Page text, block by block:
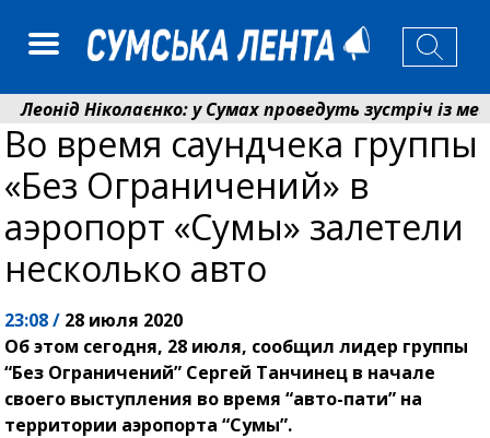
Ніколаєнко: у Сумах проведуть зустріч із
Святого Пантелеймона отримала апарат УЗД
Во время саундчека группы
«Без Ограничений» в
аэропорт «Сумы» залетели
несколько авто
23:08 / 28 июля 2020
Об этом сегодня, 28 июля, сообщил лидер группы
“Без Ограничений” Сергей Танчинец в начале
своего выступления во время “авто-пати” на
территории аэропорта “Сумы”.